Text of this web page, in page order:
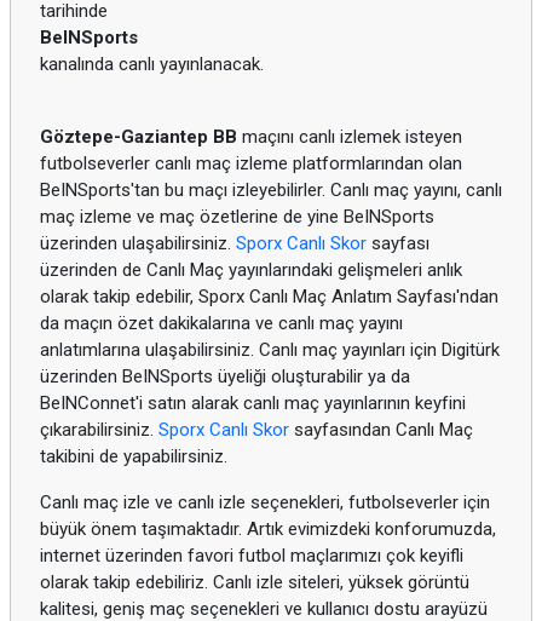
tarihinde
BeINSports
kanalında canlı yayınlanacak.
Göztepe-Gaziantep BB maçını canlı izlemek isteyen
futbolseverler canlı maç izleme platformlarından olan
BeINSports'tan bu maçı izleyebilirler. Canlı maç yayını, canlı
maç izleme ve maç özetlerine de yine BeINSports
üzerinden ulaşabilirsiniz. Sporx Canlı Skor sayfası
üzerinden de Canlı Maç yayınlarındaki gelişmeleri anlık
olarak takip edebilir, Sporx Canlı Maç Anlatım Sayfası'ndan
da maçın özet dakikalarına ve canlı maç yayını
anlatımlarına ulaşabilirsiniz. Canlı maç yayınları için Digitürk
üzerinden BeINSports üyeliği oluşturabilir ya da
BeINConnet'i satın alarak canlı maç yayınlarının keyfini
çıkarabilirsiniz. Sporx Canlı Skor sayfasından Canlı Maç
takibini de yapabilirsiniz.
Canlı maç izle ve canlı izle seçenekleri, futbolseverler için
büyük önem taşımaktadır. Artık evimizdeki konforumuzda,
internet üzerinden favori futbol maçlarımızı çok keyifli
olarak takip edebiliriz. Canlı izle siteleri, yüksek görüntü
kalitesi, geniş maç seçenekleri ve kullanıcı dostu arayüzü